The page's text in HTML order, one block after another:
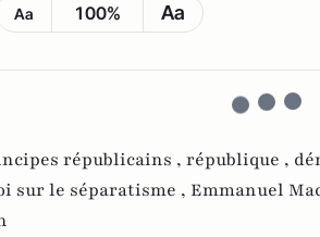
Aa 100% Aa
républicains , république ,
sur le séparatisme , Emmanuel